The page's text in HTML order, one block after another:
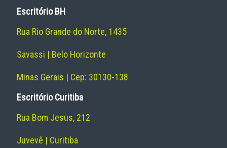
Escritório BH
Rua Rio Grande do Norte, 1435
Savassi | Belo Horizonte
Minas Gerais | Cep: 30130-138
Escritório Curitiba
Rua Bom Jesus, 212
Juvevê | Curitiba